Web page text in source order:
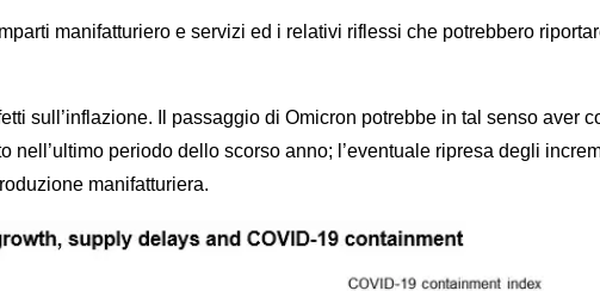
manifatturiero e servizi ed i relativi riflessi che potrebbero
sull’inflazione. Il passaggio di Omicron potrebbe in tal senso aver
nell’ultimo periodo dello scorso anno; l’eventuale ripresa degli
manifatturiera.